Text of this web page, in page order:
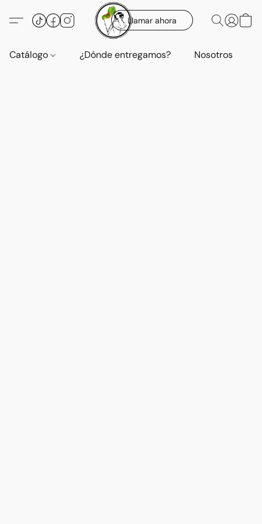
Llamar ahora
Catálogo ¿Dónde entregamos? Nosotros